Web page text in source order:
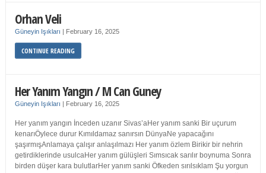
Orhan Veli
Güneyin Işıkları | February 16, 2025
CONTINUE READING
Her Yanım Yangın / M Can Guney
Güneyin Işıkları | February 16, 2025
Her yanım yangın İnceden uzanır Sivas’aHer yanım sanki Bir uçurum
kenarıÖylece durur Kımıldamaz sanırsın DünyaNe yapacağını
şaşırmışAnlamaya çalışır anlaşılmazı Her yanım özlem Birikir bir nehrin
getirdiklerinde usulcaHer yanım gülüşleri Sımsıcak sarılır boynuma Sonra
birden düşer kara bulutlarHer yanım sanki Öfkeden sırılsıklam Şu yorgun